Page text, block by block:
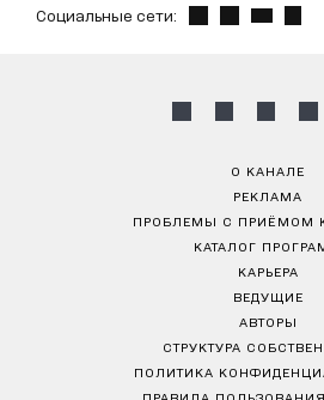
Социальные сети:
О КАНАЛЕ
РЕКЛАМА
ПРОБЛЕМЫ С ПРИЁМОМ
КАТАЛОГ
КАРЬЕРА
ВЕДУЩИЕ
АВТОРЫ
СТРУКТУРА
ПОЛИТИКА
ПРАВИЛА